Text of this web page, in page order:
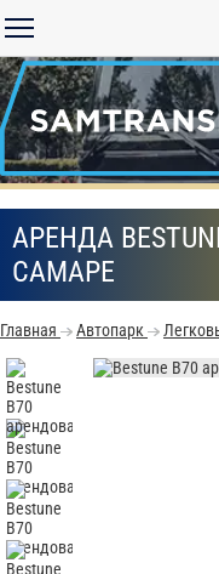
АРЕНДА
САМАРЕ
Главная Автопарк